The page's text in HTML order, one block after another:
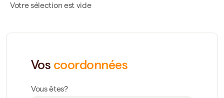
Votre sélection est vide
Vos coordonnées
Vous êtes?